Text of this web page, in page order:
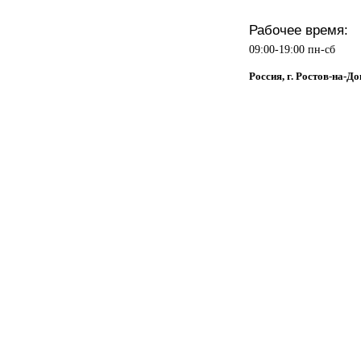
Рабочее время:
09:00-19:00 пн-сб
Россия, г. Ростов-на-